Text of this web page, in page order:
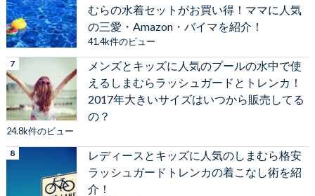
むらの水着セットがお買い得！ママに人気
の三愛・Amazon・バイマを紹介！
41.4k件のビュー
メンズとキッズに人気のプールの水中で使
えるしまむらラッシュガードとトレンカ！
2017年大きいサイズはいつから販売してる
の？
24.8k件のビュー
レディースとキッズに人気のしまむら格安
ラッシュガードトレンカの着こなし術を紹
介！